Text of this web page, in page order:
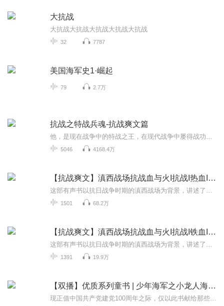
大抗战
大抗战大抗战大抗战大抗战大抗战
32 7787
美国海军史1·崛起
79 2.7万
抗战之特战兵魂-抗战爽文篇
5046 4168.4万
【抗战爽文】滇西战场抗战血与火I抗战I热血I血性
1501 68.2万
【抗战爽文】滇西战场抗战血与火I抗战I铁血I军事
1391 19.9万
【双播】优质系列童书 | 少年海军之小龙人海军军校